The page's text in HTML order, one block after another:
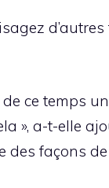
ce temps
», a-t-elle
des façons